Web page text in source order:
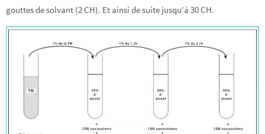
gouttes de solvant (2 CH). Et ainsi de suite jusqu’à 30 CH.